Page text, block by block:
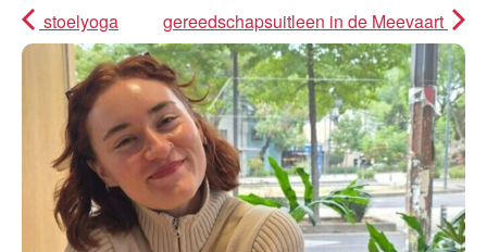
stoelyoga gereedschapsuitleen in de Meevaart